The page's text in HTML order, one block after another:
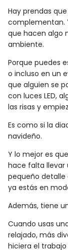
Hay prendas
complementan.
que hacen algo
ambiente.
Porque puedes
o incluso en un
que alguien se
con luces LED,
las risas y
Es como si la
navideño.
Y lo mejor es
hace falta llevar
pequeño detalle
ya estás en
Además, tiene
Cuando usas
relajado, más
hiciera el